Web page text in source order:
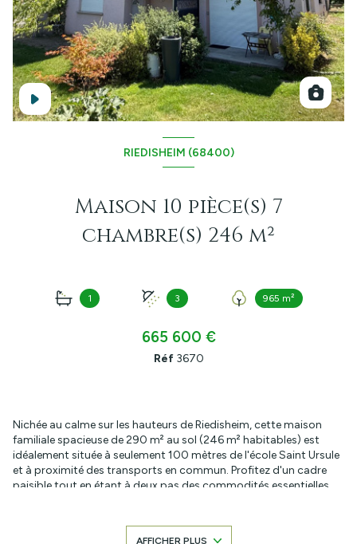
RIEDISHEIM (68400)
Maison 10 pièce(s) 7
chambre(s) 246 m²
1 3 965 m²
665 600 €
Réf 3670
Nichée au calme sur les hauteurs de Riedisheim, cette maison
familiale spacieuse de 290 m² au sol (246 m² habitables) est
idéalement située à seulement 100 mètres de l'école Saint Ursule
et à proximité des transports en commun. Profitez d'un cadre
paisible tout en étant à deux pas des commodités essentielles.
d'un poêle à bois Stuv de 11 kWh. Vous trouverez également une
AFFICHER PLUS